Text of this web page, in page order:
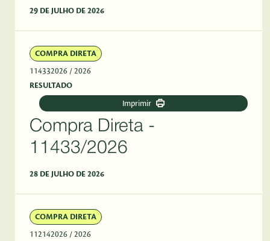
29 DE JULHO DE 2026
COMPRA DIRETA
114332026 / 2026
RESULTADO
Imprimir
Compra Direta -
11433/2026
28 DE JULHO DE 2026
COMPRA DIRETA
112142026 / 2026